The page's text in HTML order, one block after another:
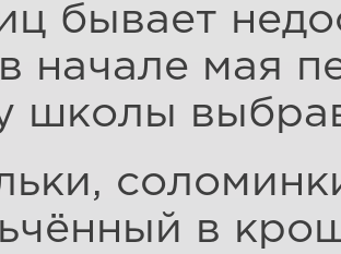
бывает
начале мая
школы
в